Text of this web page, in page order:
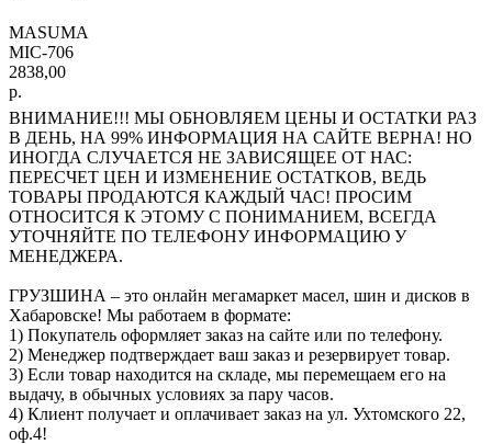
MASUMA
MIC-706
2838,00
р.
ВНИМАНИЕ!!! МЫ ОБНОВЛЯЕМ ЦЕНЫ И ОСТАТКИ РАЗ
В ДЕНЬ, НА 99% ИНФОРМАЦИЯ НА САЙТЕ ВЕРНА! НО
ИНОГДА СЛУЧАЕТСЯ НЕ ЗАВИСЯЩЕЕ ОТ НАС:
ПЕРЕСЧЕТ ЦЕН И ИЗМЕНЕНИЕ ОСТАТКОВ, ВЕДЬ
ТОВАРЫ ПРОДАЮТСЯ КАЖДЫЙ ЧАС! ПРОСИМ
ОТНОСИТСЯ К ЭТОМУ С ПОНИМАНИЕМ, ВСЕГДА
УТОЧНЯЙТЕ ПО ТЕЛЕФОНУ ИНФОРМАЦИЮ У
МЕНЕДЖЕРА.
ГРУЗШИНА – это онлайн мегамаркет масел, шин и дисков в
Хабаровске! Мы работаем в формате:
1) Покупатель оформляет заказ на сайте или по телефону.
2) Менеджер подтверждает ваш заказ и резервирует товар.
3) Если товар находится на складе, мы перемещаем его на
выдачу, в обычных условиях за пару часов.
4) Клиент получает и оплачивает заказ на ул. Ухтомского 22,
оф.4!